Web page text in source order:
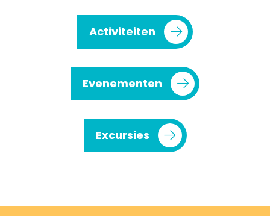
Activiteiten
Evenementen
Excursies